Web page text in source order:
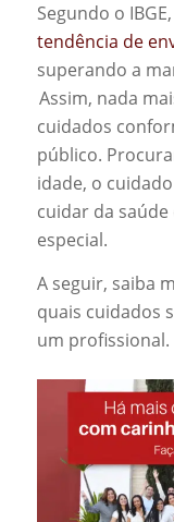
Segundo o IBGE,
tendência de
superando a
Assim, nada
cuidados
público.
idade, o
cuidar da
especial.
A seguir, saiba
quais cuidados
um profissional.